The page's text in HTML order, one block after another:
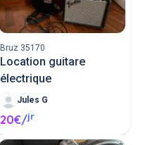
Bruz 35170
Location guitare
électrique
Jules G
20€/jr